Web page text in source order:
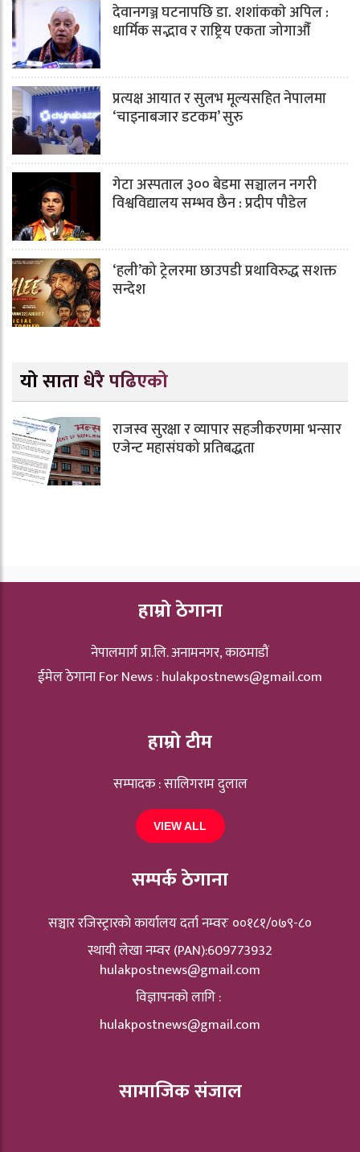
देवानगञ्ज घटनापछि डा. शशांककाे अपिल :
धार्मिक सद्भाव र राष्ट्रिय एकता जोगाऔँ
प्रत्यक्ष आयात र सुलभ मूल्यसहित नेपालमा
‘चाइनाबजार डटकम’ सुरु
गेटा अस्पताल ३०० बेडमा सञ्चालन नगरी
विश्वविद्यालय सम्भव छैन : प्रदीप पौडेल
‘हली’को ट्रेलरमा छाउपडी प्रथाविरुद्ध सशक्त
सन्देश
यो साता धेरै पढिएको
राजस्व सुरक्षा र व्यापार सहजीकरणमा भन्सार
एजेन्ट महासंघको प्रतिबद्धता
हाम्रो ठेगाना
नेपालमार्ग प्रा.लि. अनामनगर, काठमाडौं
ईमेल ठेगाना For News :hulakpostnews@gmail.com
हाम्रो टीम
सम्पादक : सालिगराम दुलाल
VIEW ALL
सम्पर्क ठेगाना
सञ्चार रजिस्ट्रारकाे कार्यालय दर्ता नम्वरः ००१८१/०७९-८०
स्थायी लेखा नम्वर (PAN):609773932
hulakpostnews@gmail.com
विज्ञापनको लागि :
hulakpostnews@gmail.com
सामाजिक संजाल